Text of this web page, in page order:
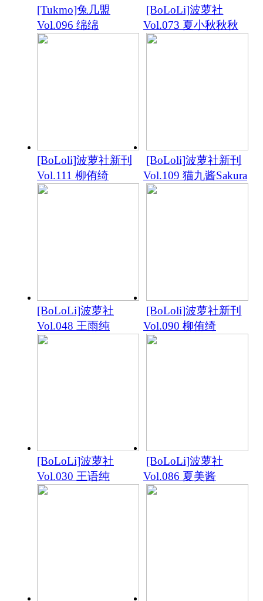
[Tukmo]兔几盟
Vol.096 绵绵
[BoLoLi]波萝社
Vol.073 夏小秋秋秋
[BoLoli]波萝社新刊
Vol.111 柳侑绮
[BoLoli]波萝社新刊
Vol.109 猫九酱Sakura
[BoLoLi]波萝社
Vol.048 王雨纯
[BoLoli]波萝社新刊
Vol.090 柳侑绮
[BoLoLi]波萝社
Vol.030 王语纯
[BoLoLi]波萝社
Vol.086 夏美酱